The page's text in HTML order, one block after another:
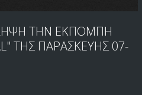
ΤΗΝ ΕΚΠΟΜΠΗ
ΤΗΣ ΠΑΡΑΣΚΕΥΗΣ 07-